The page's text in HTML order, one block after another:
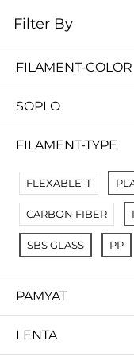
No Results
Not Found Filters1
Not Found Filters2
Filter By
FILAMENT-COLOR
SOPLO
FILAMENT-TYPE
FLEXABLE-T
CARBON FIBER
SBS GLASS PP
PAMYAT
LENTA